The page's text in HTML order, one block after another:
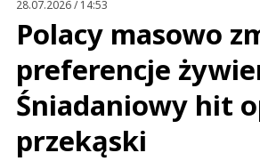
28.07.2026 / 14:53
Polacy masowo
preferencje
Śniadaniowy hit
przekąski